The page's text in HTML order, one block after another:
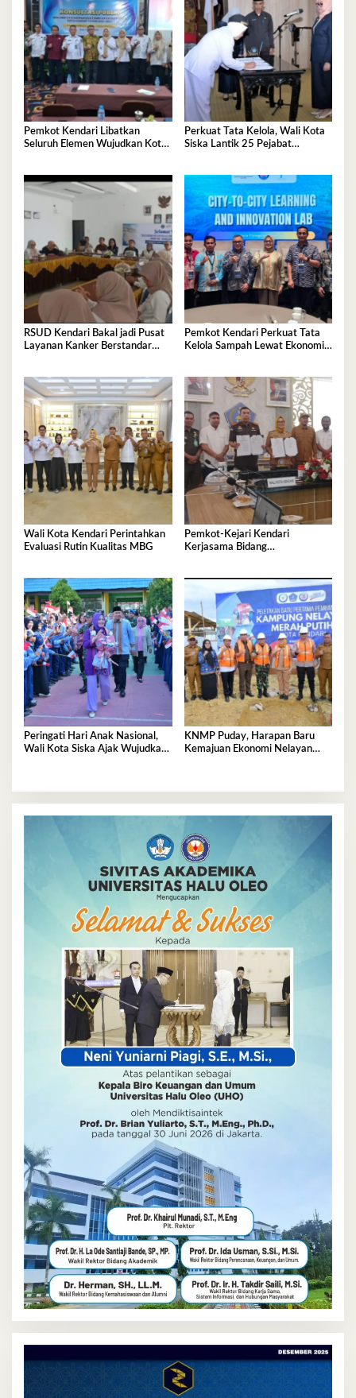
Pemkot Kendari Libatkan
Seluruh Elemen Wujudkan Kota
Perkuat Tata Kelola, Wali Kota
Siska Lantik 25 Pejabat
RSUD Kendari Bakal jadi Pusat
Layanan Kanker Berstandar
Pemkot Kendari Perkuat Tata
Kelola Sampah Lewat Ekonomi
Wali Kota Kendari Perintahkan
Evaluasi Rutin Kualitas MBG
Pemkot-Kejari Kendari
Kerjasama Bidang
Peringati Hari Anak Nasional,
Wali Kota Siska Ajak Wujudkan
KNMP Puday, Harapan Baru
Kemajuan Ekonomi Nelayan